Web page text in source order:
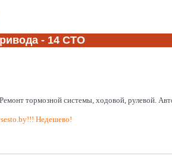
- 14 СТО
системы, ходовой, рулевой.
Недешево!